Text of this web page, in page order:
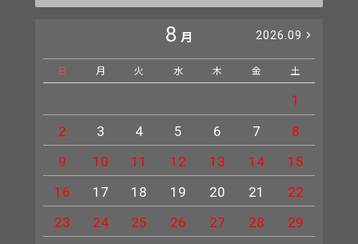
8 月 2026.09
日 月 火 水 木 金 土
1
2
3 4 5 6 7
8
9
10 11 12 13 14
15
16
17 18 19 20 21
22
23
24 25 26 27 28
29